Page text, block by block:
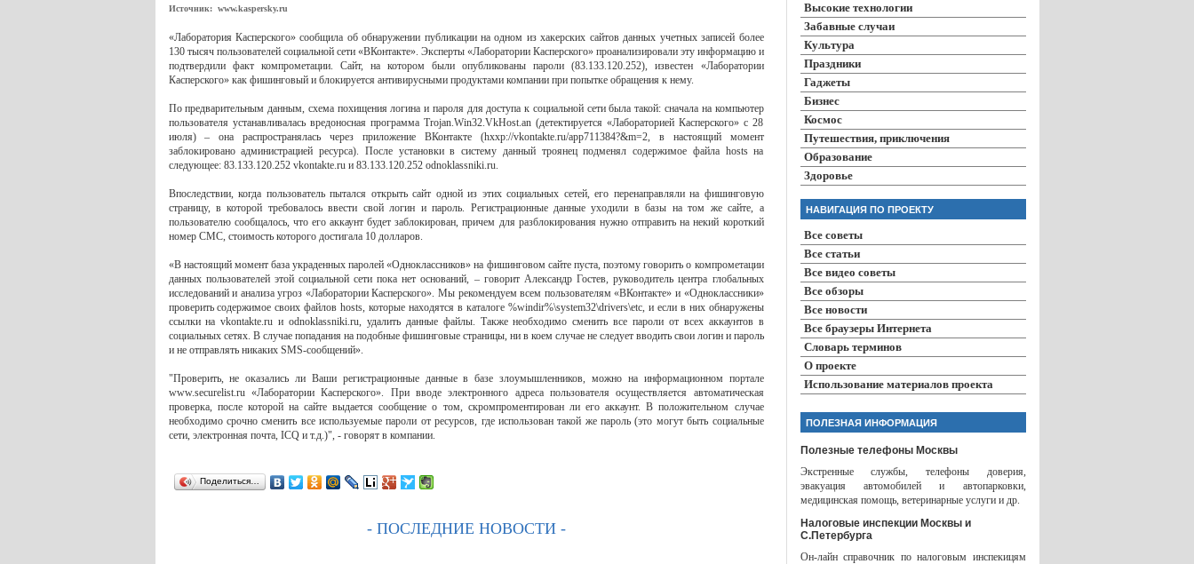
Источник: www.kaspersky.ru
«Лаборатория Касперского» сообщила об обнаружении публикации на одном из хакерских сайтов данных учетных записей более
130 тысяч пользователей социальной сети «ВКонтакте». Эксперты «Лаборатории Касперского» проанализировали эту информацию и
подтвердили факт компрометации. Сайт, на котором были опубликованы пароли (83.133.120.252), известен «Лаборатории
Касперского» как фишинговый и блокируется антивирусными продуктами компании при попытке обращения к нему.
По предварительным данным, схема похищения логина и пароля для доступа к социальной сети была такой: сначала на компьютер
пользователя устанавливалась вредоносная программа Trojan.Win32.VkHost.an (детектируется «Лабораторией Касперского» с 28
июля) – она распространялась через приложение ВКонтакте (hxxp://vkontakte.ru/app711384?&m=2, в настоящий момент
заблокировано администрацией ресурса). После установки в систему данный троянец подменял содержимое файла hosts на
следующее: 83.133.120.252 vkontakte.ru и 83.133.120.252 odnoklassniki.ru.
Впоследствии, когда пользователь пытался открыть сайт одной из этих социальных сетей, его перенаправляли на фишинговую
страницу, в которой требовалось ввести свой логин и пароль. Регистрационные данные уходили в базы на том же сайте, а
пользователю сообщалось, что его аккаунт будет заблокирован, причем для разблокирования нужно отправить на некий короткий
номер СМС, стоимость которого достигала 10 долларов.
«В настоящий момент база украденных паролей «Одноклассников» на фишинговом сайте пуста, поэтому говорить о компрометации
данных пользователей этой социальной сети пока нет оснований, – говорит Александр Гостев, руководитель центра глобальных
исследований и анализа угроз «Лаборатории Касперского». Мы рекомендуем всем пользователям «ВКонтакте» и «Одноклассники»
проверить содержимое своих файлов hosts, которые находятся в каталоге %windir%\system32\drivers\etc, и если в них обнаружены
ссылки на vkontakte.ru и odnoklassniki.ru, удалить данные файлы. Также необходимо сменить все пароли от всех аккаунтов в
социальных сетях. В случае попадания на подобные фишинговые страницы, ни в коем случае не следует вводить свои логин и пароль
и не отправлять никаких SMS-сообщений».
"Проверить, не оказались ли Ваши регистрационные данные в базе злоумышленников, можно на информационном портале
www.securelist.ru «Лаборатории Касперского». При вводе электронного адреса пользователя осуществляется автоматическая
проверка, после которой на сайте выдается сообщение о том, скромпроментирован ли его аккаунт. В положительном случае
необходимо срочно сменить все используемые пароли от ресурсов, где использован такой же пароль (это могут быть социальные
сети, электронная почта, ICQ и т.д.)", - говорят в компании.
Поделиться…
- ПОСЛЕДНИЕ НОВОСТИ -
Высокие технологии
Забавные случаи
Культура
Праздники
Гаджеты
Бизнес
Космос
Путешествия, приключения
Образование
Здоровье
НАВИГАЦИЯ ПО ПРОЕКТУ
Все советы
Все статьи
Все видео советы
Все обзоры
Все новости
Все браузеры Интернета
Словарь терминов
О проекте
Использование материалов проекта
ПОЛЕЗНАЯ ИНФОРМАЦИЯ
Полезные телефоны Москвы
Экстренные службы, телефоны доверия,
эвакуация автомобилей и автопарковки,
медицинская помощь, ветеринарные услуги и др.
Налоговые инспекции Москвы и
С.Петербурга
Он-лайн справочник по налоговым инспекицям